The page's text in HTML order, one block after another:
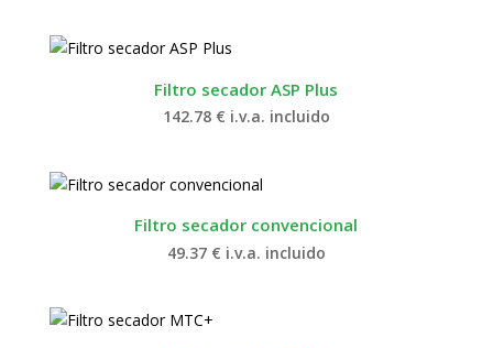
Filtro secador ASP Plus
142.78 € i.v.a. incluido
Filtro secador convencional
49.37 € i.v.a. incluido